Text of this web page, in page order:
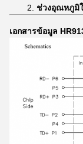
ช่วงอุณหภูมิ
เอกสารข้อมูล